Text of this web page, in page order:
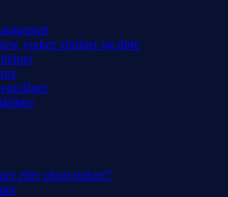
yorker vinduer og døre
låger
eller plastvinduer?